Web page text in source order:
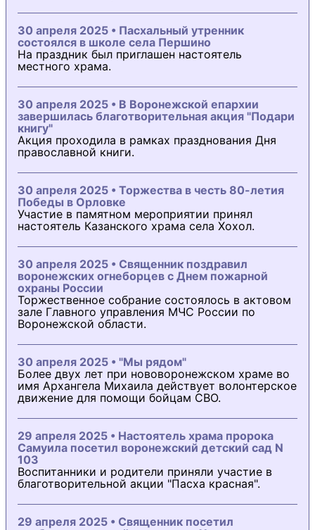
30 апреля 2025 • Пасхальный утренник
состоялся в школе села Першино
На праздник был приглашен настоятель
местного храма.
30 апреля 2025 • В Воронежской епархии
завершилась благотворительная акция "Подари
книгу"
Акция проходила в рамках празднования Дня
православной книги.
30 апреля 2025 • Торжества в честь 80-летия
Победы в Орловке
Участие в памятном мероприятии принял
настоятель Казанского храма села Хохол.
30 апреля 2025 • Священник поздравил
воронежских огнеборцев с Днем пожарной
охраны России
Торжественное собрание состоялось в актовом
зале Главного управления МЧС России по
Воронежской области.
30 апреля 2025 • "Мы рядом"
Более двух лет при нововоронежском храме во
имя Архангела Михаила действует волонтерское
движение для помощи бойцам СВО.
29 апреля 2025 • Настоятель храма пророка
Самуила посетил воронежский детский сад N
103
Воспитанники и родители приняли участие в
благотворительной акции "Пасха красная".
29 апреля 2025 • Священник посетил